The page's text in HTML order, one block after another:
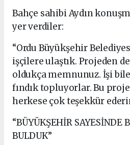
Bahçe sahibi Aydın
yer verdiler:
“Ordu Büyükşehir
işçilere ulaştık. Projeden
oldukça memnunuz. İşi
fındık topluyorlar. Bu
herkese çok teşekkür
“BÜYÜKŞEHİR SAYESİNDE
BULDUK”